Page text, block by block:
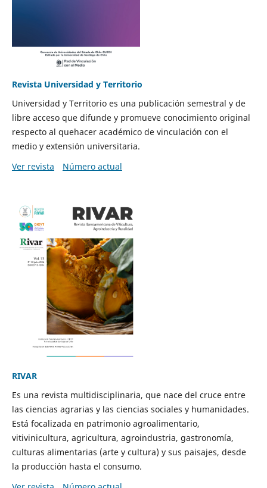
Revista Universidad y Territorio
Universidad y Territorio es una publicación semestral y de
libre acceso que difunde y promueve conocimiento original
respecto al quehacer académico de vinculación con el
medio y extensión universitaria.
Ver revista
Número actual
RIVAR
Es una revista multidisciplinaria, que nace del cruce entre
las ciencias agrarias y las ciencias sociales y humanidades.
Está focalizada en patrimonio agroalimentario,
vitivinicultura, agricultura, agroindustria, gastronomía,
culturas alimentarias (arte y cultura) y sus paisajes, desde
la producción hasta el consumo.